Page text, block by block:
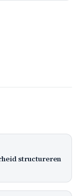
structureren